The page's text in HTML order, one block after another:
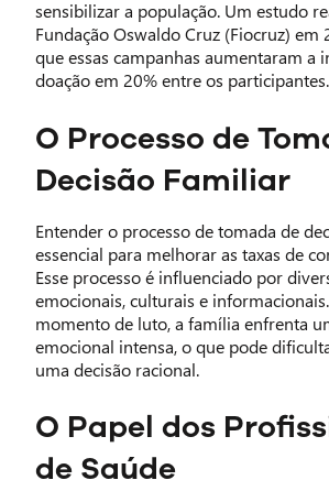
sensibilizar a população. Um estudo
Fundação Oswaldo Cruz (Fiocruz)
que essas campanhas aumentaram a
doação em 20% entre os participantes.
O Processo de
Decisão Familiar
Entender o processo de tomada de
essencial para melhorar as taxas de
Esse processo é influenciado por
emocionais, culturais e
momento de luto, a família enfrenta
emocional intensa, o que pode
uma decisão racional.
O Papel dos
de Saúde